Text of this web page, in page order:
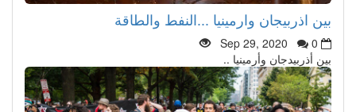
بين اذربيجان وارمينيا ...النفط والطاقة
Sep 29, 2020
0
بين أذربيدجان وأرمينيا ..